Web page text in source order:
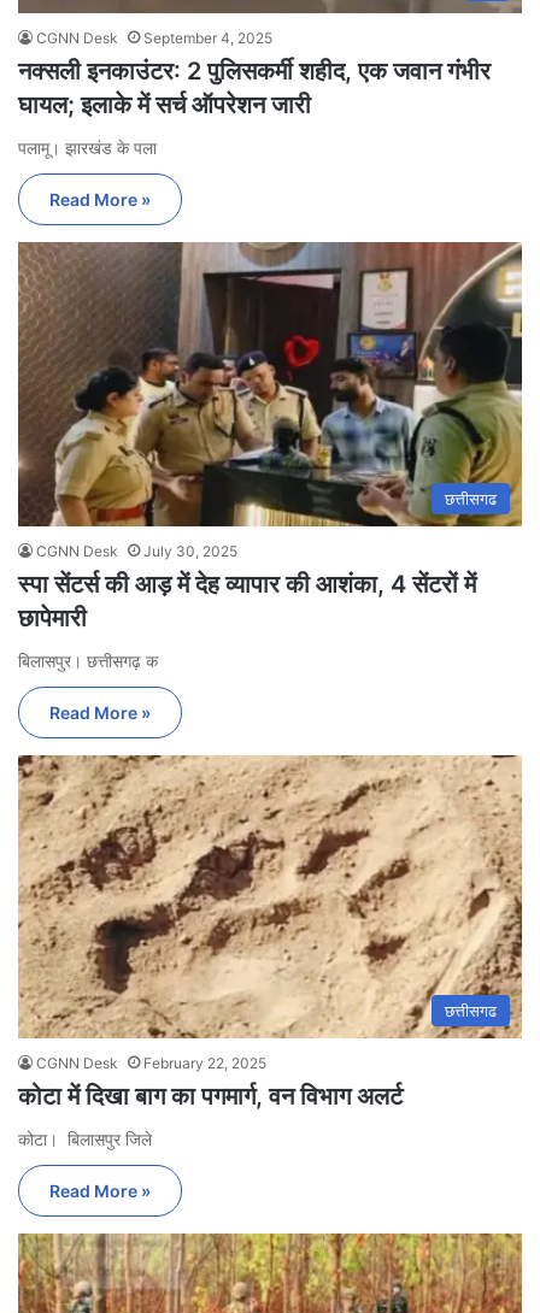
CGNN Desk September 4, 2025
नक्सली इनकाउंटर: 2 पुलिसकर्मी शहीद, एक जवान गंभीर
घायल; इलाके में सर्च ऑपरेशन जारी
पलामू। झारखंड के पला
Read More »
छत्तीसगढ
CGNN Desk July 30, 2025
स्पा सेंटर्स की आड़ में देह व्यापार की आशंका, 4 सेंटरों में
छापेमारी
बिलासपुर। छत्तीसगढ़ क
Read More »
छत्तीसगढ
CGNN Desk February 22, 2025
कोटा में दिखा बाग का पगमार्ग, वन विभाग अलर्ट
कोटा। बिलासपुर जिले
Read More »